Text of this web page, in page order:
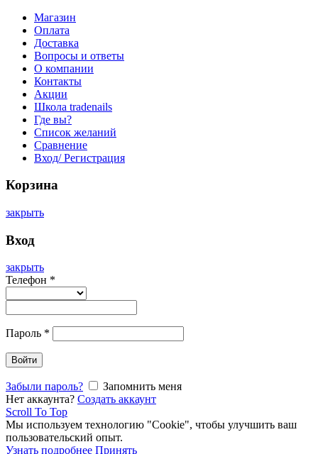
Магазин
Оплата
Доставка
Вопросы и ответы
О компании
Контакты
Акции
Школа tradenails
Где вы?
Список желаний
Сравнение
Вход/ Регистрация
Корзина
закрыть
Вход
закрыть
Телефон *
Пароль *
Войти
Забыли пароль?
Запомнить меня
Нет аккаунта? Создать аккаунт
Scroll To Top
Мы используем технологию "Cookie", чтобы улучшить ваш
пользовательский опыт.
Узнать подробнее Принять